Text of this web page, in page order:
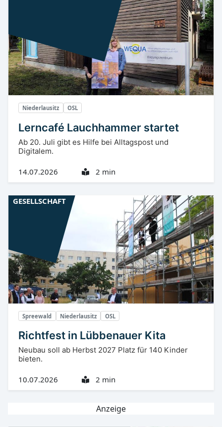
Anzeige
Niederlausitz OSL
Lerncafé Lauchhammer startet
Ab 20. Juli gibt es Hilfe bei Alltagspost und
Digitalem.
14.07.2026 2 min
Spreewald Niederlausitz OSL
Richtfest in Lübbenauer Kita
Neubau soll ab Herbst 2027 Platz für 140 Kinder
bieten.
10.07.2026 2 min
GESELLSCHAFT